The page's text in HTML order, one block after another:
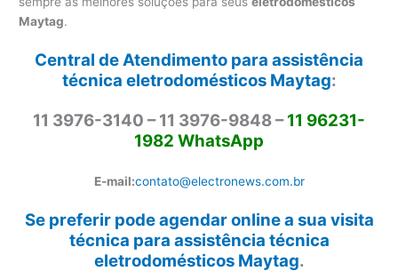
Maytag.
Central de Atendimento para assistência
técnica eletrodomésticos Maytag:
11 3976-3140 – 11 3976-9848 –11 96231-
1982 WhatsApp
E-mail:contato@electronews.com.br
Se preferir pode agendar online a sua visita
técnica para assistência técnica
eletrodomésticos Maytag.